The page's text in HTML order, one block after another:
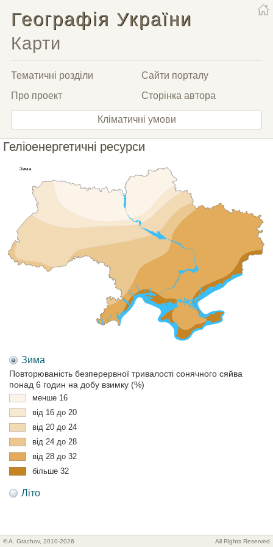
Географія України
Карти
Тематичні розділи
Сайти порталу
Про проект
Сторінка автора
Кліматичні умови
Геліоенергетичні ресурси
Зима
Зима
Повторюваність безперервної тривалості сонячного сяйва
понад 6 годин на добу взимку (%)
менше 16
від 16 до 20
від 20 до 24
від 24 до 28
від 28 до 32
більше 32
Літо
© A. Grachov, 2010-2026 All Rights Reserved